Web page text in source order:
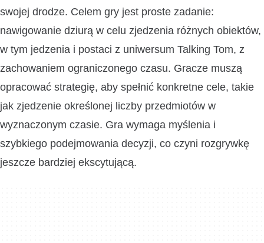
swojej drodze. Celem gry jest proste zadanie:
nawigowanie dziurą w celu zjedzenia różnych obiektów,
w tym jedzenia i postaci z uniwersum Talking Tom, z
zachowaniem ograniczonego czasu. Gracze muszą
opracować strategię, aby spełnić konkretne cele, takie
jak zjedzenie określonej liczby przedmiotów w
wyznaczonym czasie. Gra wymaga myślenia i
szybkiego podejmowania decyzji, co czyni rozgrywkę
jeszcze bardziej ekscytującą.